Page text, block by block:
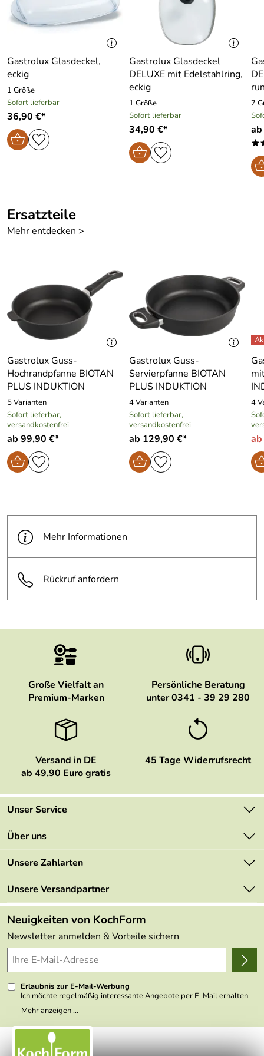
Gastrolux Glasdeckel,
eckig
1 Größe
Sofort lieferbar
36,90 €*
Gastrolux Glasdeckel
DELUXE mit Edelstahlring,
eckig
1 Größe
Sofort lieferbar
34,90 €*
7
Ersatzteile
Mehr entdecken >
Gastrolux Guss-
Hochrandpfanne BIOTAN
PLUS INDUKTION
5 Varianten
Sofort lieferbar,
versandkostenfrei
ab 99,90 €*
Gastrolux Guss-
Servierpfanne BIOTAN
PLUS INDUKTION
4 Varianten
Sofort lieferbar,
versandkostenfrei
ab 129,90 €*
4
Mehr Informationen
Rückruf anfordern
Große Vielfalt an
Premium-Marken
Persönliche Beratung
unter 0341 - 39 29 280
Versand in DE
ab 49,90 Euro gratis
45 Tage Widerrufsrecht
Unser Service
Kontakt
Mehrwertsteuerfrei
Retourenportal
FAQs
Lieferbedingungen
Delivery Terms
Kundenlogin
Über uns
Marken
Angebote
Made in Germany
Themen
Wir über uns
Presse
Unsere Zahlarten
Unsere Versandpartner
Neuigkeiten von KochForm
Newsletter anmelden & Vorteile sichern
Erlaubnis zur E-Mail-Werbung
Ich möchte regelmäßig interessante Angebote per E-Mail erhalten.
Meine E-Mail-Adresse wird nicht an andere Unternehmen
weitergegeben. Zu statistischen Zwecken wird in anonymer Form
nicht erkennbar, welche konkrete Person geklickt hat. Diese
Einwilligung zur Nutzung meiner E-Mail- Adresse für Werbezwecke
kann ich jederzeit mit Wirkung für die Zukunft widerrufen, indem ich
Mehr anzeigen ...